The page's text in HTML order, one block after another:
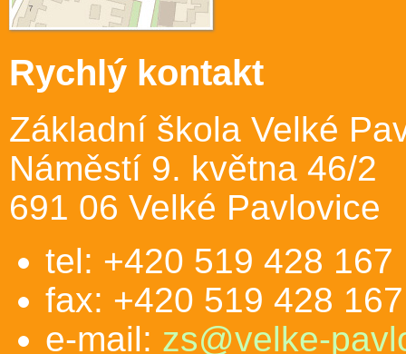
Rychlý kontakt
Základní škola Velké
Náměstí 9. května 46/2
691 06 Velké Pavlovice
tel: +420 519 428 167
fax: +420 519 428 167
e-mail: zs@velke-